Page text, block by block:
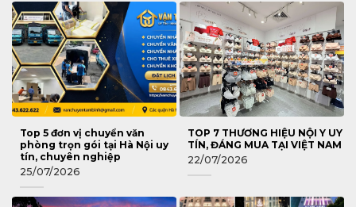
Top 5 đơn vị chuyển văn
phòng trọn gói tại Hà Nội uy
tín, chuyên nghiệp
25/07/2026
TOP 7 THƯƠNG HIỆU NỘI Y UY
TÍN, ĐÁNG MUA TẠI VIỆT NAM
22/07/2026